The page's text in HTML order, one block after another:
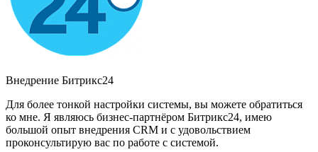
Внедрение Битрикс24
Для более тонкой настройки системы, вы можете обратиться
ко мне. Я являюсь бизнес-партнёром Битрикс24, имею
большой опыт внедрения CRM и с удовольствием
проконсультирую вас по работе с системой.